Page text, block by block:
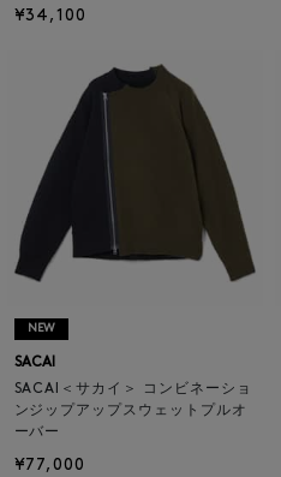
¥34,100
NEW
SACAI
SACAI＜サカイ＞ コンビネーショ
ンジップアップスウェットプルオ
ーバー
¥77,000